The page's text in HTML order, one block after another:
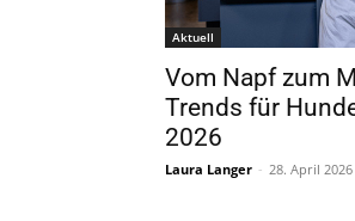
Aktuell
Vom Napf zum
Trends für
2026
Laura Langer - 28. April 2026